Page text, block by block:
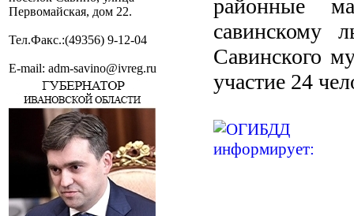
Первомайская, дом 22.
Тел.Факс.:(49356) 9-12-04
E-mail: adm-savino@ivreg.ru
районные
савинскому
Савинского
участие 24